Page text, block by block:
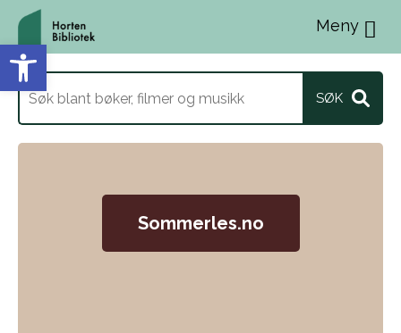
Vis verktøylinjen
Menu
Søk
etter
Sommerles.no